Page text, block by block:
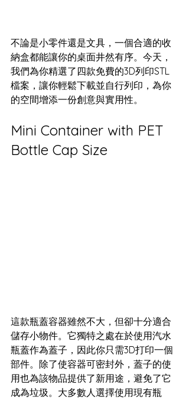
不論是小零件還是文具，一個合適的收
納盒都能讓你的桌面井然有序。今天，
我們為你精選了四款免費的3D列印STL
檔案，讓你輕鬆下載並自行列印，為你
的空間增添一份創意與實用性。
Mini Container with PET
Bottle Cap Size
這款瓶蓋容器雖然不大，但卻十分適合
儲存小物件。它獨特之處在於使用汽水
瓶蓋作為蓋子，因此你只需3D打印一個
部件。除了使容器可密封外，蓋子的使
用也為該物品提供了新用途，避免了它
成為垃圾。大多數人選擇使用現有瓶